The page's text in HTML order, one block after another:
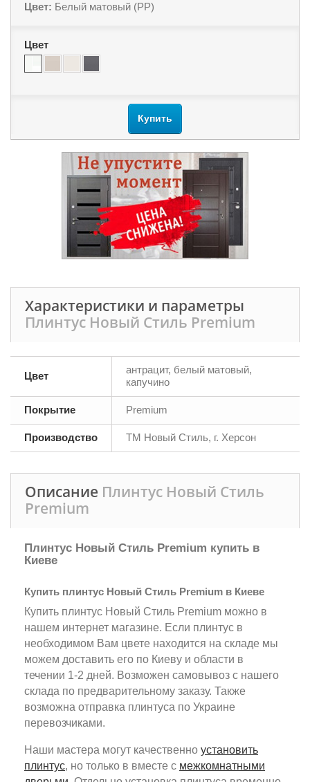
Цвет: Белый матовый (PP)
Цвет
Купить
Характеристики и параметры
Плинтус Новый Стиль Premium
Цвет
антрацит, белый матовый,
капучино
Покрытие Premium
Производство ТМ Новый Стиль, г. Херсон
Описание Плинтус Новый Стиль
Premium
Плинтус Новый Стиль Premium купить в
Киеве
Купить плинтус Новый Стиль Premium в Киеве
Купить плинтус Новый Стиль Premium можно в
нашем интернет магазине. Если плинтус в
необходимом Вам цвете находится на складе мы
можем доставить его по Киеву и области в
течении 1-2 дней. Возможен самовывоз с нашего
склада по предварительному заказу. Также
возможна отправка плинтуса по Украине
перевозчиками.
Наши мастера могут качественно установить
плинтус, но только в вместе с межкомнатными